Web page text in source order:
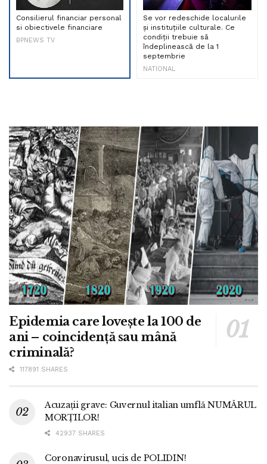
Consilierul financiar personal
si obiectivele financiare
BPNEWS TV
Se vor redeschide localurile
și instituțiile culturale. Ce
condiții trebuie să
îndeplinească de la 1
septembrie
NATIONAL
Epidemia care lovește la 100 de
ani – coincidență sau mână
criminală?
117891 SHARES
Acuzații grave: Guvernul italian umflă NUMĂRUL
MORȚILOR!
42937 SHARES
Coronavirusul, ucis de POLIDIN!